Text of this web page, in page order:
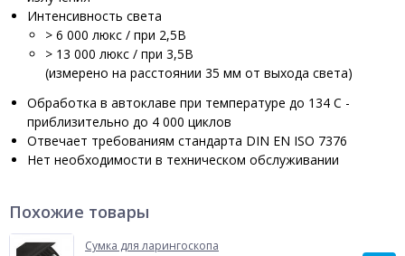
Интенсивность света
> 6 000 люкс / при 2,5B
> 13 000 люкс / при 3,5B
(измерено на расстоянии 35 мм от выхода света)
Обработка в автоклаве при температуре до 134 C -
приблизительно до 4 000 циклов
Отвечает требованиям стандарта DIN EN ISO 7376
Нет необходимости в техническом обслуживании
Похожие товары
Сумка для ларингоскопа